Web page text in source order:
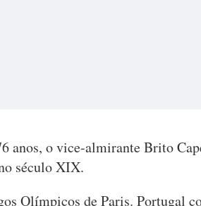
anos, o vice-almirante Brito
século XIX.
Olímpicos de Paris. Portugal